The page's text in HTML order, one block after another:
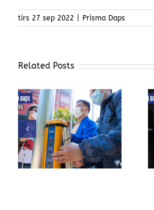
tirs 27 sep 2022 Prisma Daps
Related Posts
FN’s globale
trafiksikkerhedsuge